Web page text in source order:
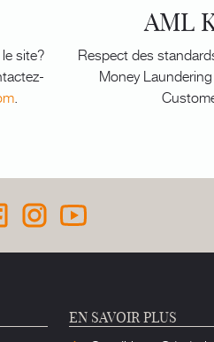
site?
.
AML
Respect des
Money
EN SAVOIR PLUS